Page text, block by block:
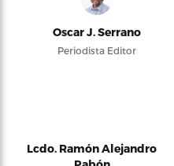
Oscar J. Serrano
Periodista Editor
Lcdo. Ramón Alejandro